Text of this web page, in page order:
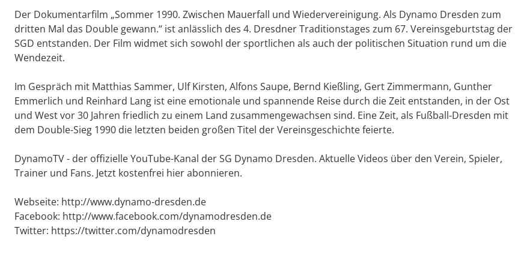
Der Dokumentarfilm „Sommer 1990. Zwischen Mauerfall und Wiedervereinigung. Als Dynamo Dresden zum
dritten Mal das Double gewann.“ ist anlässlich des 4. Dresdner Traditionstages zum 67. Vereinsgeburtstag der
SGD entstanden. Der Film widmet sich sowohl der sportlichen als auch der politischen Situation rund um die
Wendezeit.
Im Gespräch mit Matthias Sammer, Ulf Kirsten, Alfons Saupe, Bernd Kießling, Gert Zimmermann, Gunther
Emmerlich und Reinhard Lang ist eine emotionale und spannende Reise durch die Zeit entstanden, in der Ost
und West vor 30 Jahren friedlich zu einem Land zusammengewachsen sind. Eine Zeit, als Fußball-Dresden mit
dem Double-Sieg 1990 die letzten beiden großen Titel der Vereinsgeschichte feierte.
DynamoTV - der offizielle YouTube-Kanal der SG Dynamo Dresden. Aktuelle Videos über den Verein, Spieler,
Trainer und Fans. Jetzt kostenfrei hier abonnieren.
Webseite: http://www.dynamo-dresden.de
Facebook: http://www.facebook.com/dynamodresden.de
Twitter: https://twitter.com/dynamodresden